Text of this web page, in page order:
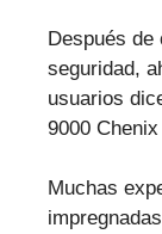
Después de
seguridad,
usuarios
9000
Muchas